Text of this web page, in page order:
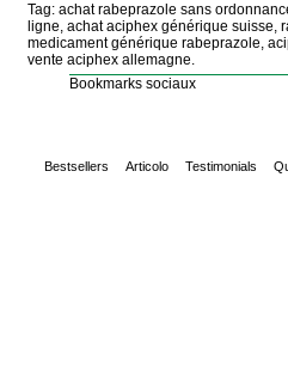
Tag: achat rabeprazole sans
ligne, achat aciphex générique suisse,
medicament générique rabeprazole,
vente aciphex allemagne.
Bookmarks sociaux
Bestsellers Articolo Testimonials